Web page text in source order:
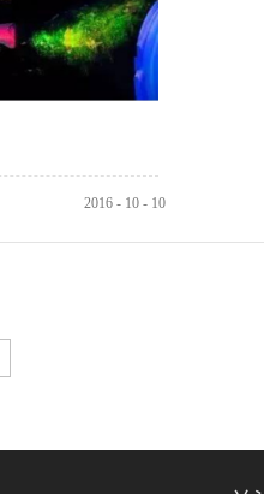
2016 - 10 - 10